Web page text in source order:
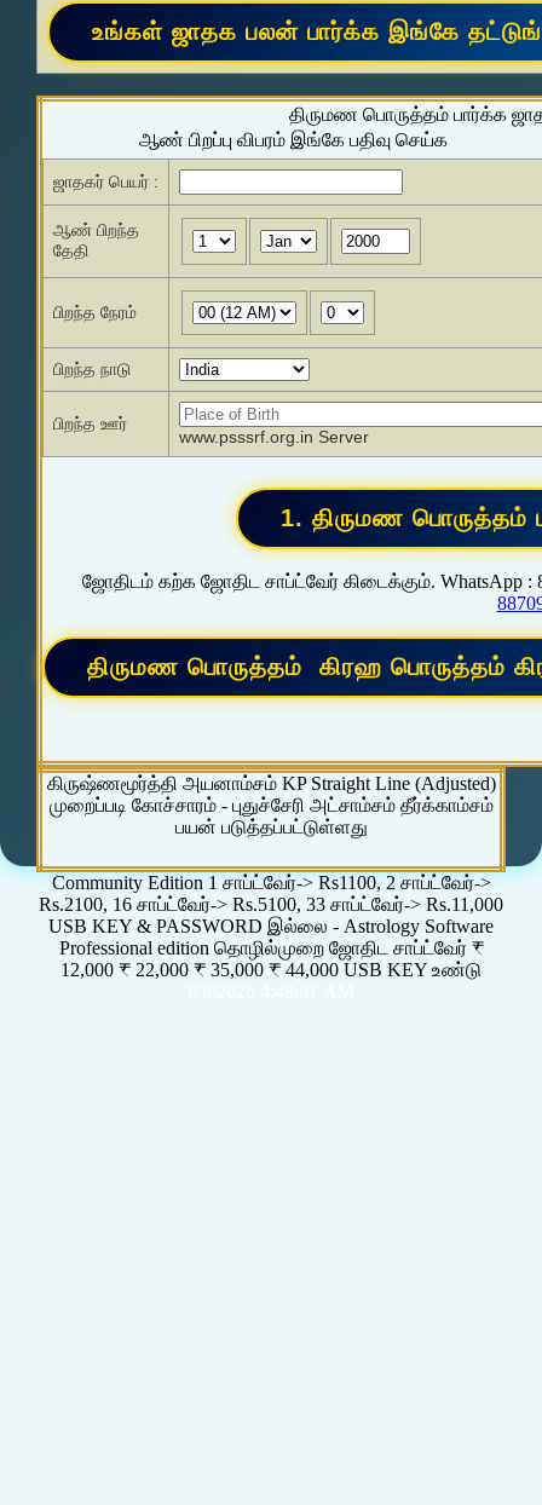
திருமண பொருத்தம் பார்க்க
ஆண் பிறப்பு விபரம் இங்கே பதிவு செய்க
ஜாதகர் பெயர் :
ஆண் பிறந்த
தேதி
பிறந்த நேரம்
பிறந்த நாடு
பிறந்த ஊர்
www.psssrf.org.in Server
ஜோதிடம் கற்க ஜோதிட சாப்ட்வேர் கிடைக்கும். WhatsApp :
கிருஷ்ணமூர்த்தி அயனாம்சம் KP Straight Line (Adjusted)
முறைப்படி கோச்சாரம் - புதுச்சேரி அட்சாம்சம் தீர்க்காம்சம்
பயன் படுத்தப்பட்டுள்ளது
Community Edition 1 சாப்ட்வேர்-> Rs1100, 2 சாப்ட்வேர்->
Rs.2100, 16 சாப்ட்வேர்-> Rs.5100, 33 சாப்ட்வேர்-> Rs.11,000
USB KEY & PASSWORD இல்லை - Astrology Software
Professional edition தொழில்முறை ஜோதிட சாப்ட்வேர் ₹
12,000 ₹ 22,000 ₹ 35,000 ₹ 44,000 USB KEY உண்டு